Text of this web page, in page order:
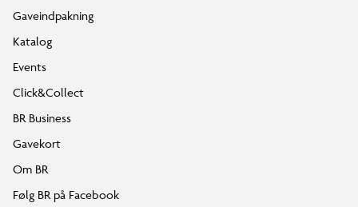
Gaveindpakning
Katalog
Events
Click&Collect
BR Business
Gavekort
Om BR
Følg BR på Facebook